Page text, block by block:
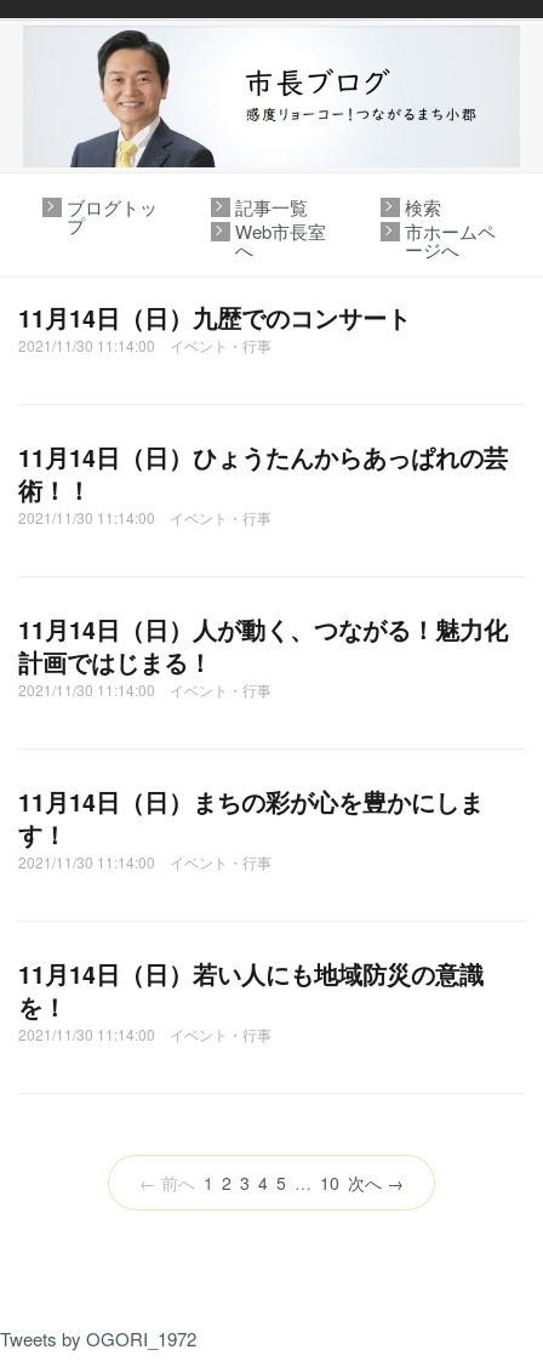
ブログトッ
プ
記事一覧
検索
Web市長室
へ
市ホームペ
ージへ
Tweets by OGORI_1972
11月14日（日）九歴でのコンサート
2021/11/30 11:14:00 イベント・行事
11月14日（日）ひょうたんからあっぱれの芸
術！！
2021/11/30 11:14:00 イベント・行事
11月14日（日）人が動く、つながる！魅力化
計画ではじまる！
2021/11/30 11:14:00 イベント・行事
11月14日（日）まちの彩が心を豊かにしま
す！
2021/11/30 11:14:00 イベント・行事
11月14日（日）若い人にも地域防災の意識
を！
2021/11/30 11:14:00 イベント・行事
← 前へ 1 （こ
の
2 3 4 5 … 10 次へ →